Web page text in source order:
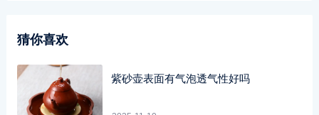
猜你喜欢
紫砂壶表面有气泡透气性好吗